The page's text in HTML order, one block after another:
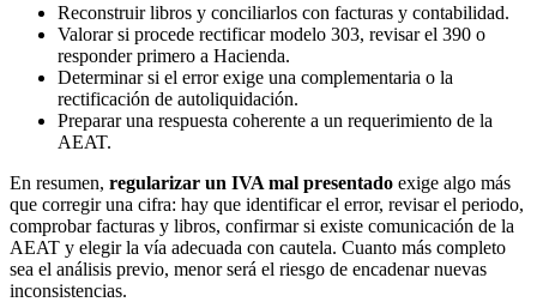
Reconstruir libros y conciliarlos con facturas y contabilidad.
Valorar si procede rectificar modelo 303, revisar el 390 o
responder primero a Hacienda.
Determinar si el error exige una complementaria o la
rectificación de autoliquidación.
Preparar una respuesta coherente a un requerimiento de la
AEAT.
En resumen, regularizar un IVA mal presentado exige algo más
que corregir una cifra: hay que identificar el error, revisar el periodo,
comprobar facturas y libros, confirmar si existe comunicación de la
AEAT y elegir la vía adecuada con cautela. Cuanto más completo
sea el análisis previo, menor será el riesgo de encadenar nuevas
inconsistencias.